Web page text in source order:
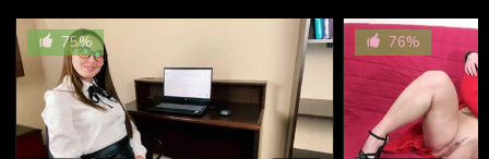
75% 76%